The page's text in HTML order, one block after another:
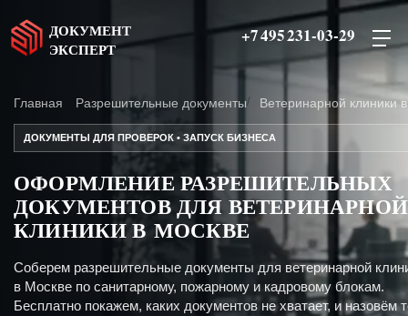
ДОКУМЕНТ
ЭКСПЕРТ
+7 495 231-03-29
Главная Разрешительные документы Ветеринарной клиники
ДОКУМЕНТЫ ДЛЯ ПРОВЕРОК • ЗАПУСК БИЗНЕСА
ОФОРМЛЕНИЕ РАЗРЕШИТЕЛЬНЫХ
ДОКУМЕНТОВ ДЛЯ ВЕТЕРИНАРНОЙ
КЛИНИКИ В МОСКВЕ
Соберем разрешительные документы для ветеринарной
в Москве по санитарному, пожарному и кадровому блокам.
Бесплатно покажем, каких документов не хватает, и назовём